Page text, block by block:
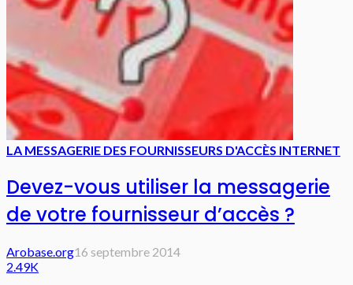
LA MESSAGERIE DES FOURNISSEURS D'ACCÈS INTERNET
Devez-vous utiliser la messagerie
de votre fournisseur d’accès ?
Arobase.org16 septembre 2014
2.49K